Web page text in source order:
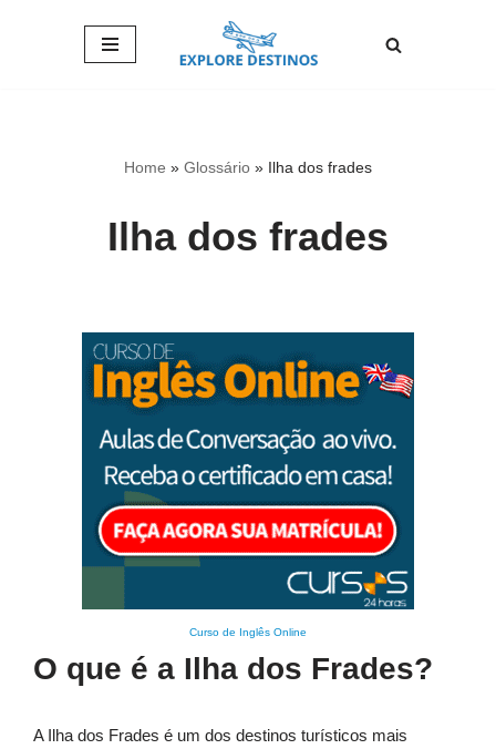
Home » Glossário » Ilha dos frades
Ilha dos frades
Curso de Inglês Online
O que é a Ilha dos Frades?
A Ilha dos Frades é um dos destinos turísticos mais